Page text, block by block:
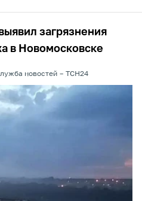
загрязнения
в Новомосковске
новостей ТСН24